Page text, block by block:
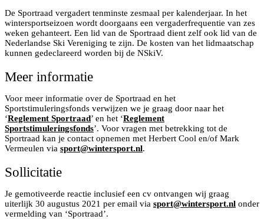
De Sportraad vergadert tenminste zesmaal per kalenderjaar. In het
wintersportseizoen wordt doorgaans een vergaderfrequentie van zes
weken gehanteert. Een lid van de Sportraad dient zelf ook lid van de
Nederlandse Ski Vereniging te zijn. De kosten van het lidmaatschap
kunnen gedeclareerd worden bij de NSkiV.
Meer informatie
Voor meer informatie over de Sportraad en het
Sportstimuleringsfonds verwijzen we je graag door naar het
‘Reglement Sportraad’ en het ‘Reglement
Sportstimuleringsfonds’. Voor vragen met betrekking tot de
Sportraad kan je contact opnemen met Herbert Cool en/of Mark
Vermeulen via sport@wintersport.nl.
Sollicitatie
Je gemotiveerde reactie inclusief een cv ontvangen wij graag
uiterlijk 30 augustus 2021 per email via sport@wintersport.nl onder
vermelding van ‘Sportraad’.